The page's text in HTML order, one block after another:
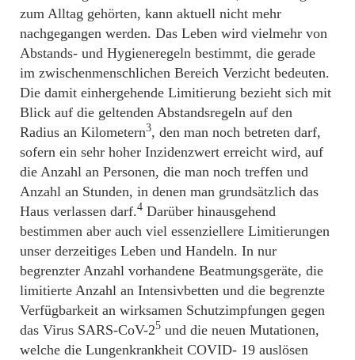
zum Alltag gehörten, kann aktuell nicht mehr
nachgegangen werden. Das Leben wird vielmehr von
Abstands- und Hygieneregeln bestimmt, die gerade
im zwischenmenschlichen Bereich Verzicht bedeuten.
Die damit einhergehende Limitierung bezieht sich mit
Blick auf die geltenden Abstandsregeln auf den
Radius an Kilometern3, den man noch betreten darf,
sofern ein sehr hoher Inzidenzwert erreicht wird, auf
die Anzahl an Personen, die man noch treffen und
Anzahl an Stunden, in denen man grundsätzlich das
Haus verlassen darf.4 Darüber hinausgehend
bestimmen aber auch viel essenziellere Limitierungen
unser derzeitiges Leben und Handeln. In nur
begrenzter Anzahl vorhandene Beatmungsgeräte, die
limitierte Anzahl an Intensivbetten und die begrenzte
Verfügbarkeit an wirksamen Schutzimpfungen gegen
das Virus SARS-CoV-25 und die neuen Mutationen,
welche die Lungenkrankheit COVID- 19 auslösen